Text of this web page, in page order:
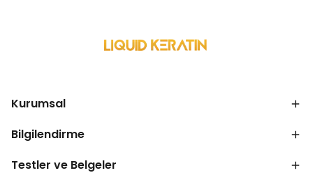
Kurumsal
Bilgilendirme
Testler ve Belgeler